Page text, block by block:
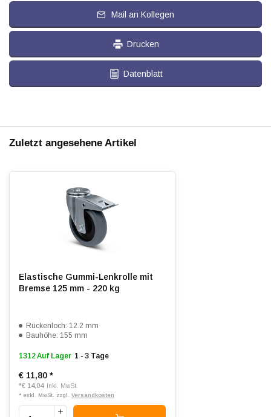
Mail an Kollegen
Drucken
Datenblatt
Zuletzt angesehene Artikel
Elastische Gummi-Lenkrolle mit
Bremse 125 mm - 220 kg
Rückenloch: 12.2 mm
Bauhöhe: 155 mm
1312 Auf Lager 1 - 3 Tage
€ 11,80 *
*€ 14,04 Inkl. MwSt.
* exkl. MwSt. zzgl. Versandkosten